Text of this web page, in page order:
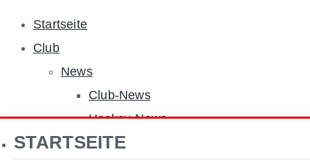
Startseite
Club
News
Club-News
Hockey-News
Tennis-News
STARTSEITE